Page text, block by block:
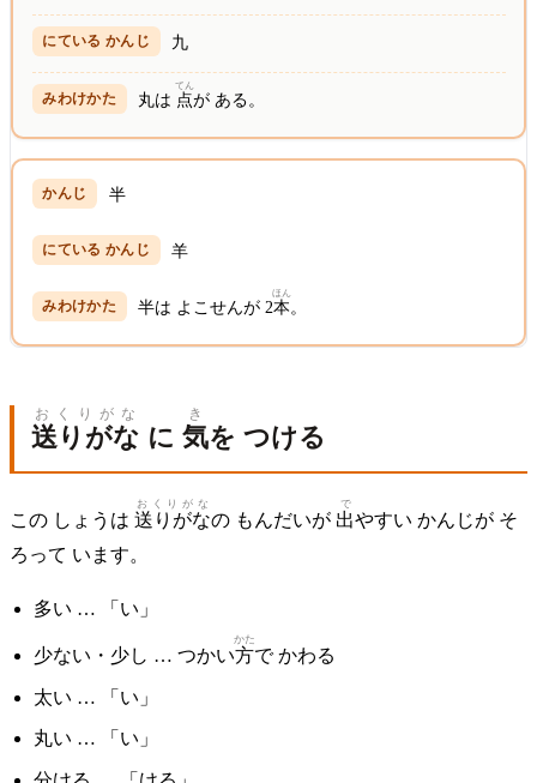
九
丸は 点
てん
が ある。
半
羊
半は よこせんが 2本
ほん
。
送りがな
おくりがな
に 気
き
を つける
この しょうは 送りがな
おくりがな
の もんだいが 出
で
やすい かんじが そ
ろって います。
多い … 「い」
少ない・少し … つかい方
かた
で かわる
太い … 「い」
丸い … 「い」